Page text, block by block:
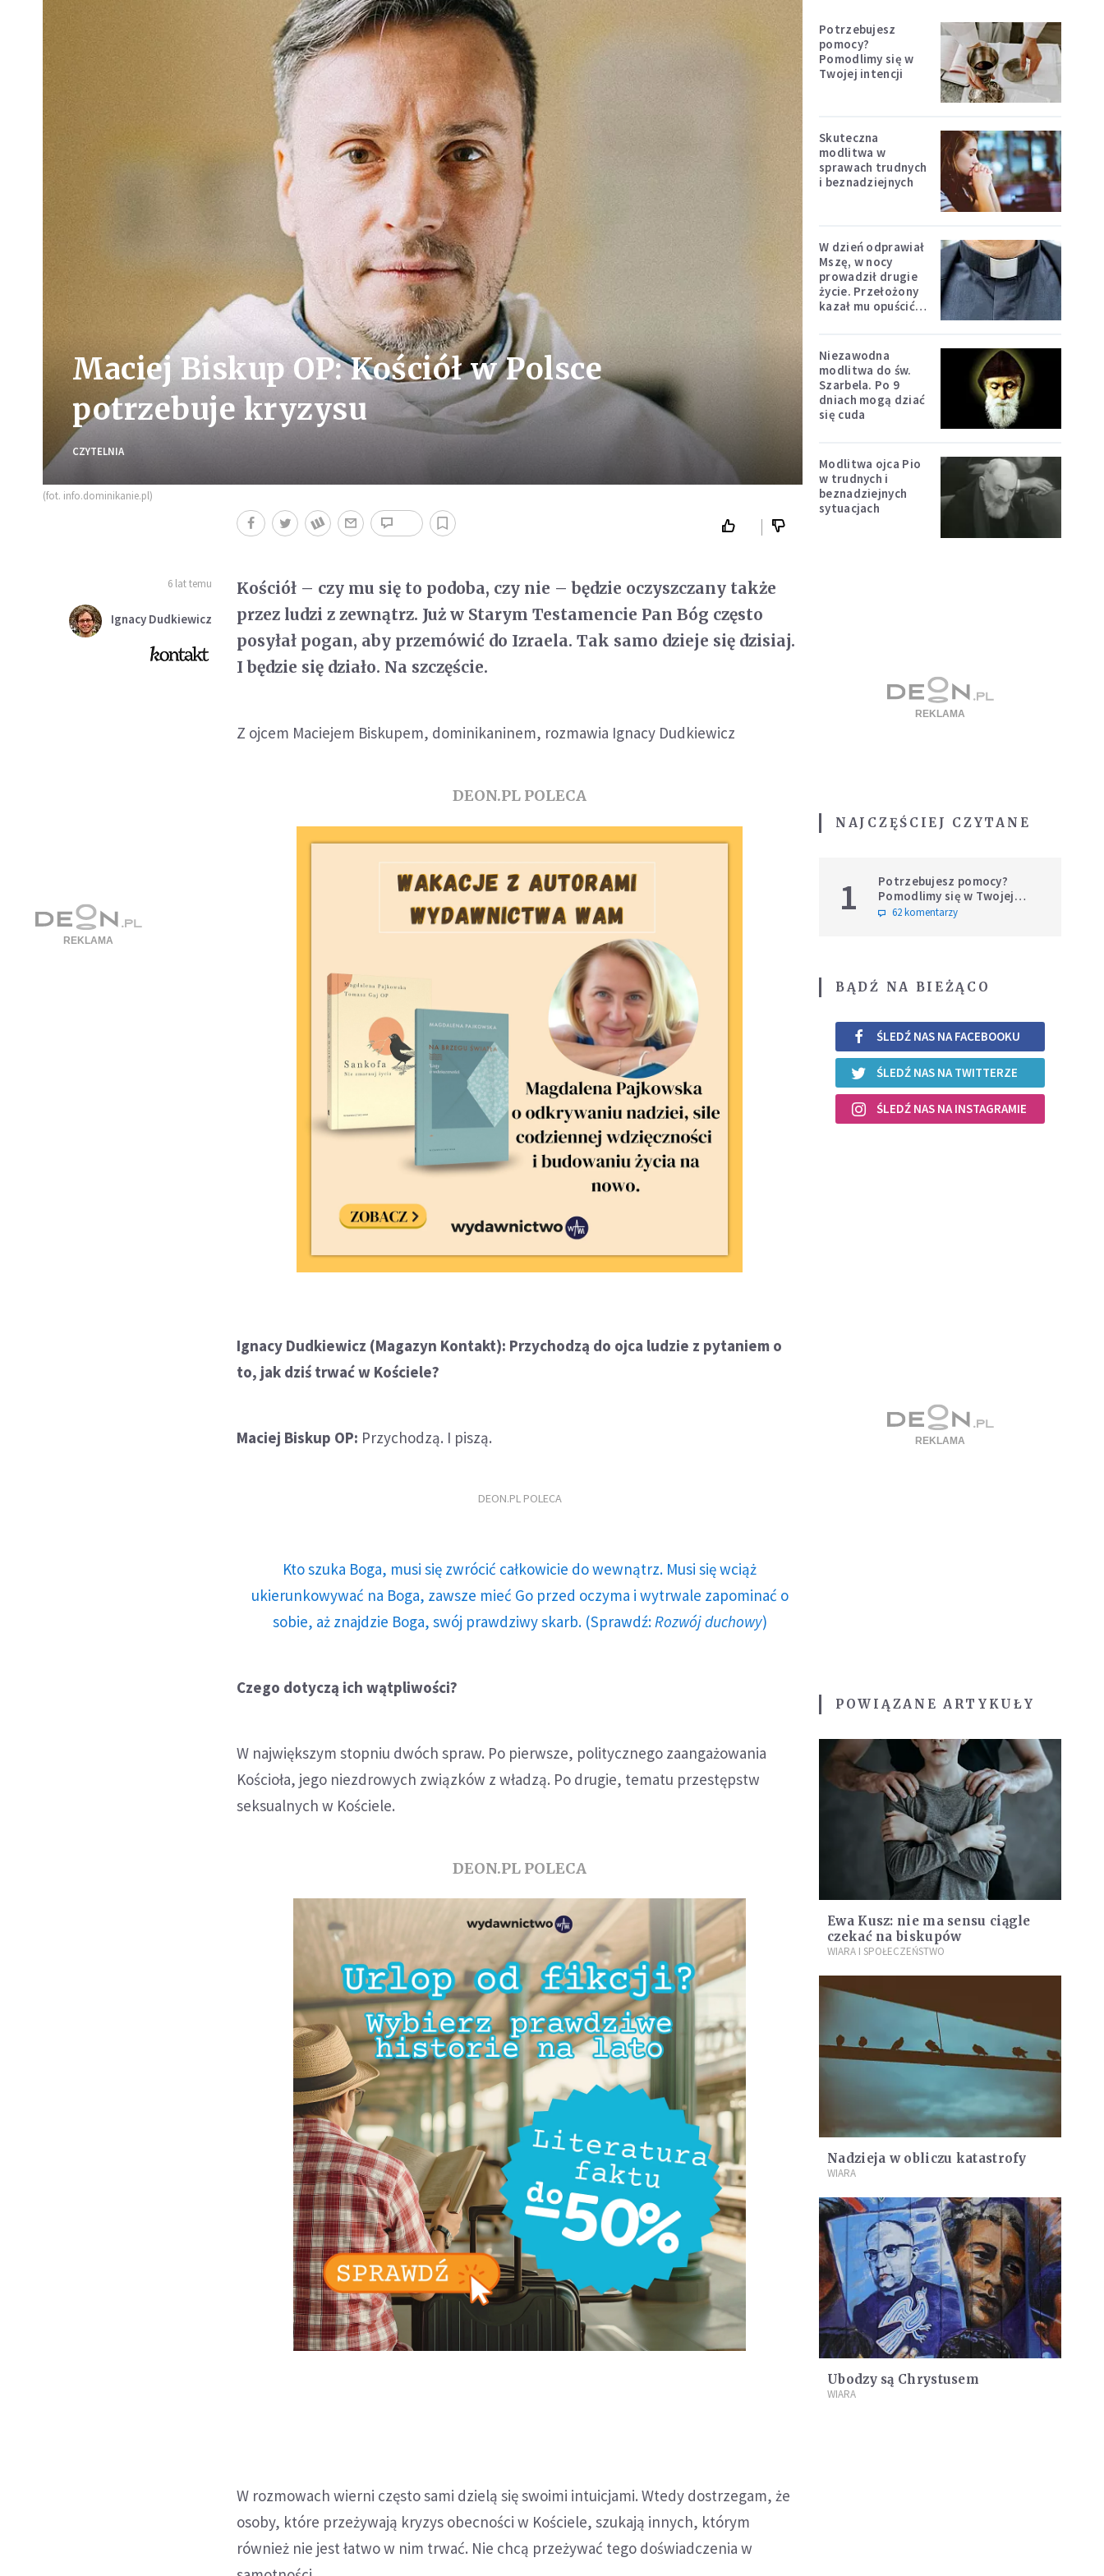
Maciej Biskup OP: Kościół w Polsce
potrzebuje kryzysu
CZYTELNIA
(fot. info.dominikanie.pl)
6 lat temu
Ignacy Dudkiewicz
Kościół – czy mu się to podoba, czy nie – będzie oczyszczany także
przez ludzi z zewnątrz. Już w Starym Testamencie Pan Bóg często
posyłał pogan, aby przemówić do Izraela. Tak samo dzieje się dzisiaj.
I będzie się działo. Na szczęście.
Z ojcem Maciejem Biskupem, dominikaninem, rozmawia Ignacy Dudkiewicz
DEON.PL POLECA
Ignacy Dudkiewicz (Magazyn Kontakt): Przychodzą do ojca ludzie z pytaniem o
to, jak dziś trwać w Kościele?
Maciej Biskup OP: Przychodzą. I piszą.
DEON.PL POLECA
Kto szuka Boga, musi się zwrócić całkowicie do wewnątrz. Musi się wciąż
ukierunkowywać na Boga, zawsze mieć Go przed oczyma i wytrwale zapominać o
sobie, aż znajdzie Boga, swój prawdziwy skarb. (Sprawdź: Rozwój duchowy)
Czego dotyczą ich wątpliwości?
W największym stopniu dwóch spraw. Po pierwsze, politycznego zaangażowania
Kościoła, jego niezdrowych związków z władzą. Po drugie, tematu przestępstw
seksualnych w Kościele.
DEON.PL POLECA
W rozmowach wierni często sami dzielą się swoimi intuicjami. Wtedy dostrzegam, że
osoby, które przeżywają kryzys obecności w Kościele, szukają innych, którym
również nie jest łatwo w nim trwać. Nie chcą przeżywać tego doświadczenia w
Potrzebujesz
pomocy?
Pomodlimy się w
Twojej intencji
Skuteczna
modlitwa w
sprawach trudnych
i beznadziejnych
W dzień odprawiał
Mszę, w nocy
prowadził drugie
życie. Przełożony
kazał mu opuścić
Niezawodna
modlitwa do św.
Szarbela. Po 9
dniach mogą dziać
się cuda
Modlitwa ojca Pio
w trudnych i
beznadziejnych
sytuacjach
NAJCZĘŚCIEJ CZYTANE
1
Potrzebujesz pomocy?
Pomodlimy się w Twojej
intencji
62 komentarzy
BĄDŹ NA BIEŻĄCO
ŚLEDŹ NAS NA FACEBOOKU
ŚLEDŹ NAS NA TWITTERZE
ŚLEDŹ NAS NA INSTAGRAMIE
POWIĄZANE ARTYKUŁY
Ewa Kusz: nie ma sensu ciągle
czekać na biskupów
WIARA I SPOŁECZEŃSTWO
Nadzieja w obliczu katastrofy
WIARA
Ubodzy są Chrystusem
WIARA